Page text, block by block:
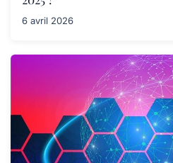
6 avril 2026